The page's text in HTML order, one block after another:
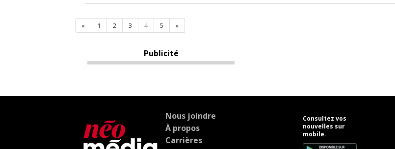
« 1 2 3 4 5 »
Publicité
Nous joindre
À propos
Carrières
Consultez vos
nouvelles sur
mobile.